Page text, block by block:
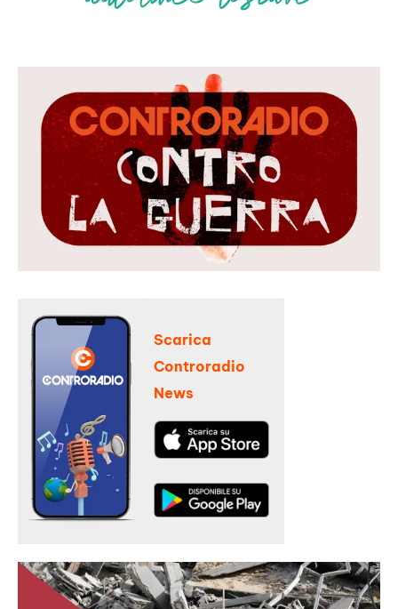
Scarica
Controradio
News